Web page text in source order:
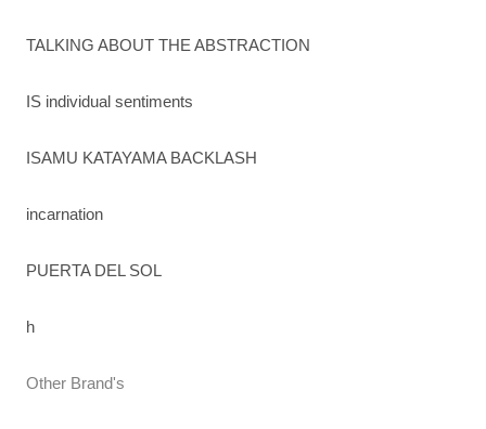
TALKING ABOUT THE ABSTRACTION
IS individual sentiments
ISAMU KATAYAMA BACKLASH
incarnation
PUERTA DEL SOL
h
Other Brand's